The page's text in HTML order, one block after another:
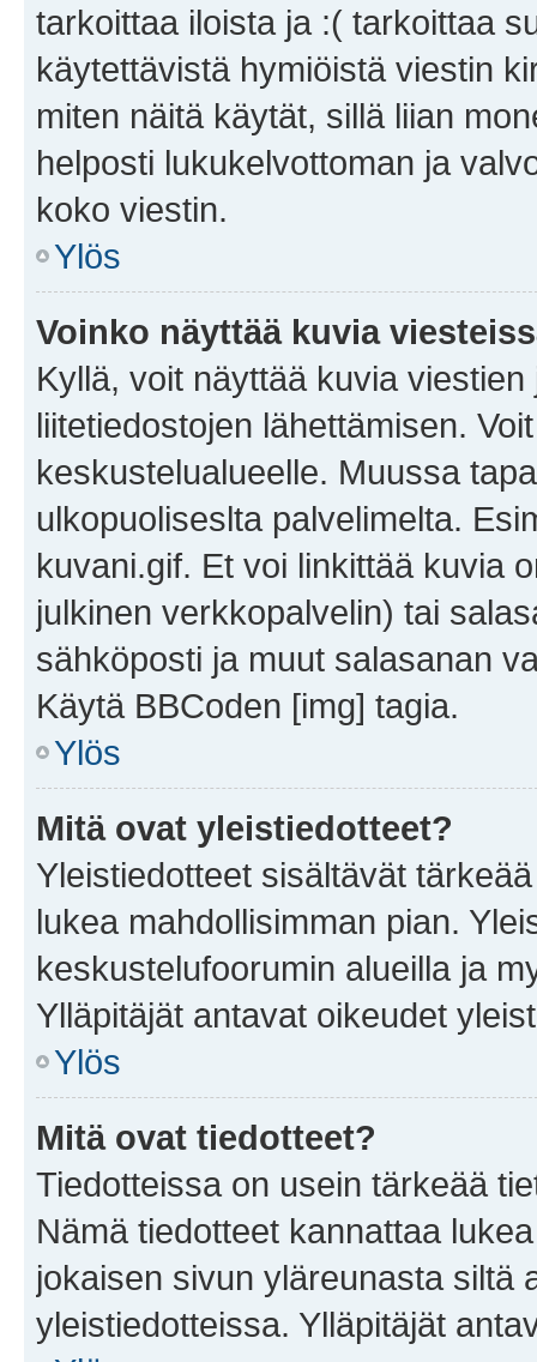
tarkoittaa iloista ja :( tarkoittaa
käytettävistä hymiöistä viestin
miten näitä käytät, sillä liian
helposti lukukelvottoman ja
koko viestin.
Ylös
Voinko näyttää kuvia
Kyllä, voit näyttää kuvia
liitetiedostojen lähettämisen.
keskustelualueelle. Muussa
ulkopuoliseslta palvelimelta.
kuvani.gif. Et voi linkittää kuvia
julkinen verkkopalvelin) tai
sähköposti ja muut salasanan
Käytä BBCoden [img] tagia.
Ylös
Mitä ovat yleistiedotteet?
Yleistiedotteet sisältävät
lukea mahdollisimman pian.
keskustelufoorumin alueilla ja
Ylläpitäjät antavat oikeudet
Ylös
Mitä ovat tiedotteet?
Tiedotteissa on usein tärkeää
Nämä tiedotteet kannattaa
jokaisen sivun yläreunasta siltä
yleistiedotteissa. Ylläpitäjät